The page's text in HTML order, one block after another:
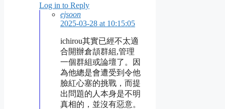
Log in to Reply
ejsoon
2025-03-28 at 10:15:05
ichirou其實已經不太適
合開辦倉頡群組,管理
一個群組或論壇了。因
為他總是會遭受到令他
臉紅心塞的挑戰，而提
出問題的人本身是不明
真相的，並沒有惡意。